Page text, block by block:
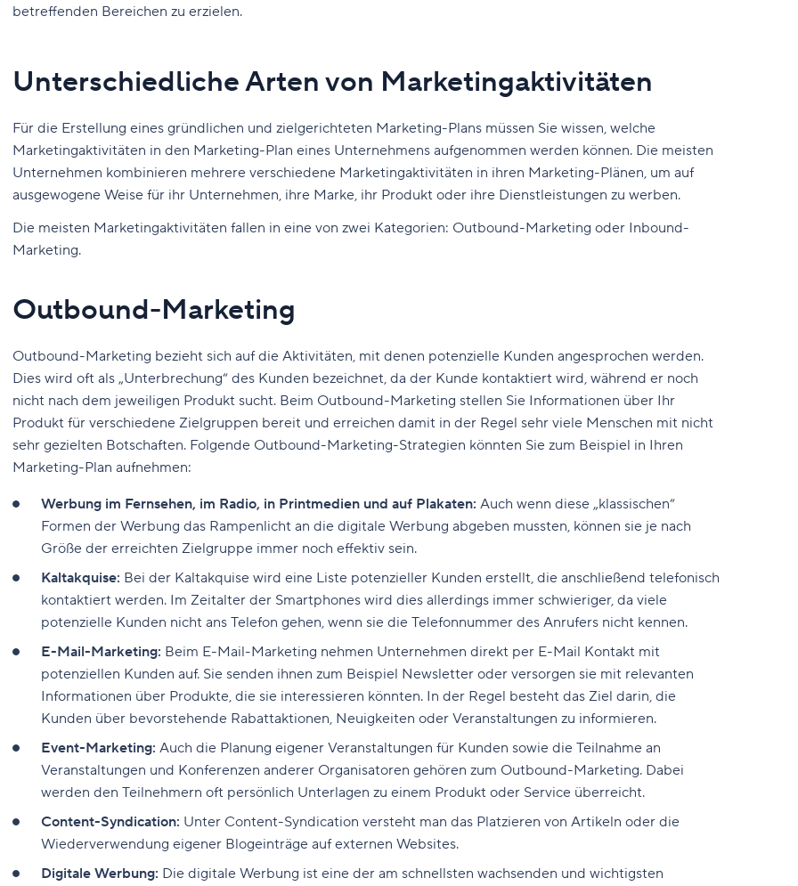
betreffenden Bereichen zu erzielen.
Unterschiedliche Arten von Marketingaktivitäten
Für die Erstellung eines gründlichen und zielgerichteten Marketing-Plans müssen Sie wissen, welche
Marketingaktivitäten in den Marketing-Plan eines Unternehmens aufgenommen werden können. Die meisten
Unternehmen kombinieren mehrere verschiedene Marketingaktivitäten in ihren Marketing-Plänen, um auf
ausgewogene Weise für ihr Unternehmen, ihre Marke, ihr Produkt oder ihre Dienstleistungen zu werben.
Die meisten Marketingaktivitäten fallen in eine von zwei Kategorien: Outbound-Marketing oder Inbound-
Marketing.
Outbound-Marketing
Outbound-Marketing bezieht sich auf die Aktivitäten, mit denen potenzielle Kunden angesprochen werden.
Dies wird oft als „Unterbrechung“ des Kunden bezeichnet, da der Kunde kontaktiert wird, während er noch
nicht nach dem jeweiligen Produkt sucht. Beim Outbound-Marketing stellen Sie Informationen über Ihr
Produkt für verschiedene Zielgruppen bereit und erreichen damit in der Regel sehr viele Menschen mit nicht
sehr gezielten Botschaften. Folgende Outbound-Marketing-Strategien könnten Sie zum Beispiel in Ihren
Marketing-Plan aufnehmen:
Werbung im Fernsehen, im Radio, in Printmedien und auf Plakaten: Auch wenn diese „klassischen“
Formen der Werbung das Rampenlicht an die digitale Werbung abgeben mussten, können sie je nach
Größe der erreichten Zielgruppe immer noch effektiv sein.
Kaltakquise: Bei der Kaltakquise wird eine Liste potenzieller Kunden erstellt, die anschließend telefonisch
kontaktiert werden. Im Zeitalter der Smartphones wird dies allerdings immer schwieriger, da viele
potenzielle Kunden nicht ans Telefon gehen, wenn sie die Telefonnummer des Anrufers nicht kennen.
E-Mail-Marketing: Beim E-Mail-Marketing nehmen Unternehmen direkt per E-Mail Kontakt mit
potenziellen Kunden auf. Sie senden ihnen zum Beispiel Newsletter oder versorgen sie mit relevanten
Informationen über Produkte, die sie interessieren könnten. In der Regel besteht das Ziel darin, die
Kunden über bevorstehende Rabattaktionen, Neuigkeiten oder Veranstaltungen zu informieren.
Event-Marketing: Auch die Planung eigener Veranstaltungen für Kunden sowie die Teilnahme an
Veranstaltungen und Konferenzen anderer Organisatoren gehören zum Outbound-Marketing. Dabei
werden den Teilnehmern oft persönlich Unterlagen zu einem Produkt oder Service überreicht.
Content-Syndication: Unter Content-Syndication versteht man das Platzieren von Artikeln oder die
Wiederverwendung eigener Blogeinträge auf externen Websites.
Digitale Werbung: Die digitale Werbung ist eine der am schnellsten wachsenden und wichtigsten